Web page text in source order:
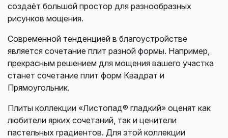
создаёт большой простор для разнообразных
рисунков мощения.
Современной тенденцией в благоустройстве
является сочетание плит разной формы. Например,
прекрасным решением для мощения вашего участка
станет сочетание плит форм Квадрат и
Прямоугольник.
Плиты коллекции «Листопад® гладкий» оценят как
любители ярких сочетаний, так и ценители
пастельных градиентов. Для этой коллекции